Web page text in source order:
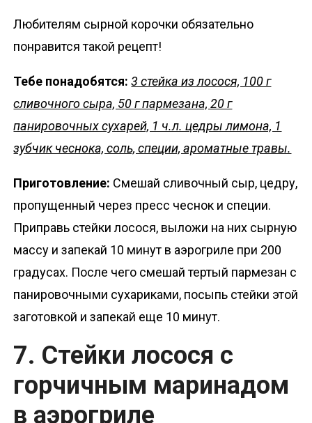
Любителям сырной корочки обязательно
понравится такой рецепт!
Тебе понадобятся:3 стейка из лосося, 100 г
сливочного сыра, 50 г пармезана, 20 г
панировочных сухарей, 1 ч.л. цедры лимона, 1
зубчик чеснока, соль, специи, ароматные травы.
Приготовление: Смешай сливочный сыр, цедру,
пропущенный через пресс чеснок и специи.
Приправь стейки лосося, выложи на них сырную
массу и запекай 10 минут в аэрогриле при 200
градусах. После чего смешай тертый пармезан с
панировочными сухариками, посыпь стейки этой
заготовкой и запекай еще 10 минут.
7. Стейки лосося с
горчичным маринадом
в аэрогриле